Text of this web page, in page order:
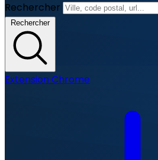
Rechercher
Rechercher
Extension Chrome